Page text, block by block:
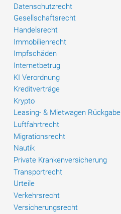
Datenschutzrecht
Gesellschaftsrecht
Handelsrecht
Immobilienrecht
Impfschäden
Internetbetrug
KI Verordnung
Kreditverträge
Krypto
Leasing- & Mietwagen Rückgabe
Luftfahrtrecht
Migrationsrecht
Nautik
Private Krankenversicherung
Transportrecht
Urteile
Verkehrsrecht
Versicherungsrecht